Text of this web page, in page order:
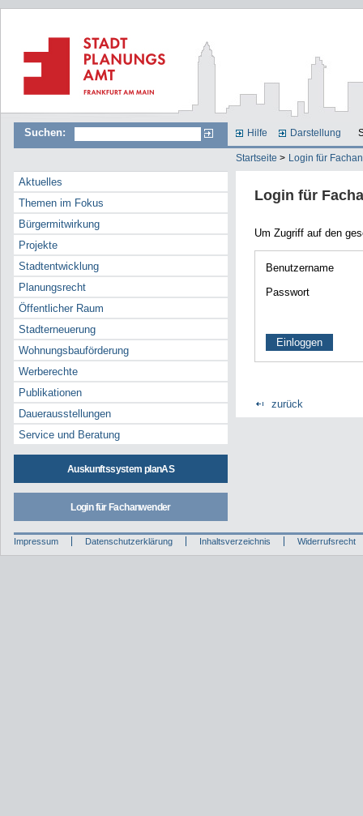
Suchen: Hilfe Darstellung
Startseite > Login für
Aktuelles
Themen im Fokus
Bürgermitwirkung
Projekte
Stadtentwicklung
Planungsrecht
Öffentlicher Raum
Stadterneuerung
Wohnungsbauförderung
Werberechte
Publikationen
Dauerausstellungen
Service und Beratung
Auskunftssystem planAS
Login für Fachanwender
Login für
Um Zugriff auf den
Benutzername
Passwort
zurück
Impressum Datenschutzerklärung Inhaltsverzeichnis Widerrufsrecht